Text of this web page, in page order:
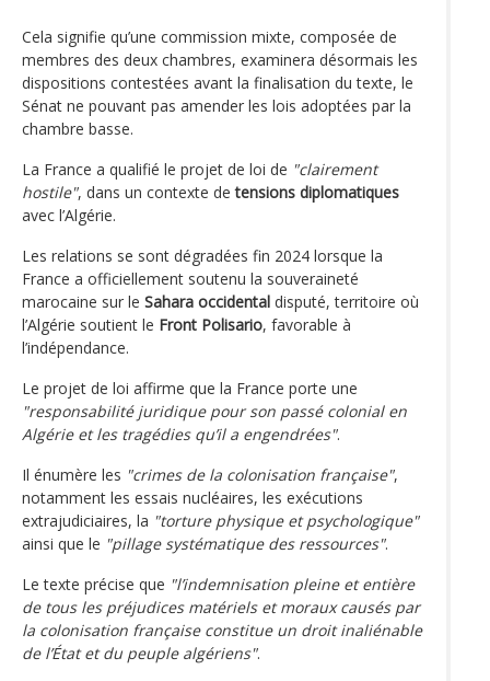
Cela signifie qu’une commission mixte, composée de
membres des deux chambres, examinera désormais les
dispositions contestées avant la finalisation du texte, le
Sénat ne pouvant pas amender les lois adoptées par la
chambre basse.
La France a qualifié le projet de loi de "clairement
hostile", dans un contexte detensions diplomatiques
avec l’Algérie.
Les relations se sont dégradées fin 2024 lorsque la
France a officiellement soutenu la souveraineté
marocaine sur le Sahara occidental disputé, territoire où
l’Algérie soutient le Front Polisario, favorable à
l’indépendance.
Le projet de loi affirme que la France porte une
"responsabilité juridique pour son passé colonial en
Algérie et les tragédies qu’il a engendrées".
Il énumère les "crimes de la colonisation française",
notamment les essais nucléaires, les exécutions
extrajudiciaires, la "torture physique et psychologique"
ainsi que le "pillage systématique des ressources".
Le texte précise que "l’indemnisation pleine et entière
de tous les préjudices matériels et moraux causés par
la colonisation française constitue un droit inaliénable
de l’État et du peuple algériens".